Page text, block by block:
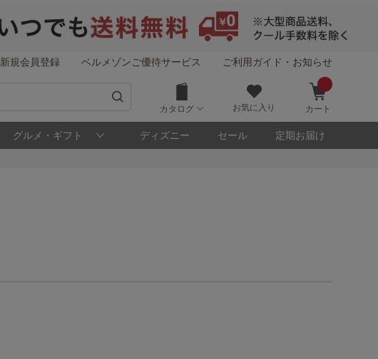
新規会員登録 ベルメゾンご優待サービス ご利用ガイド・お知らせ
カタログ お気に入り カート
グルメ・ギフト ディズニー セール 定期お届け